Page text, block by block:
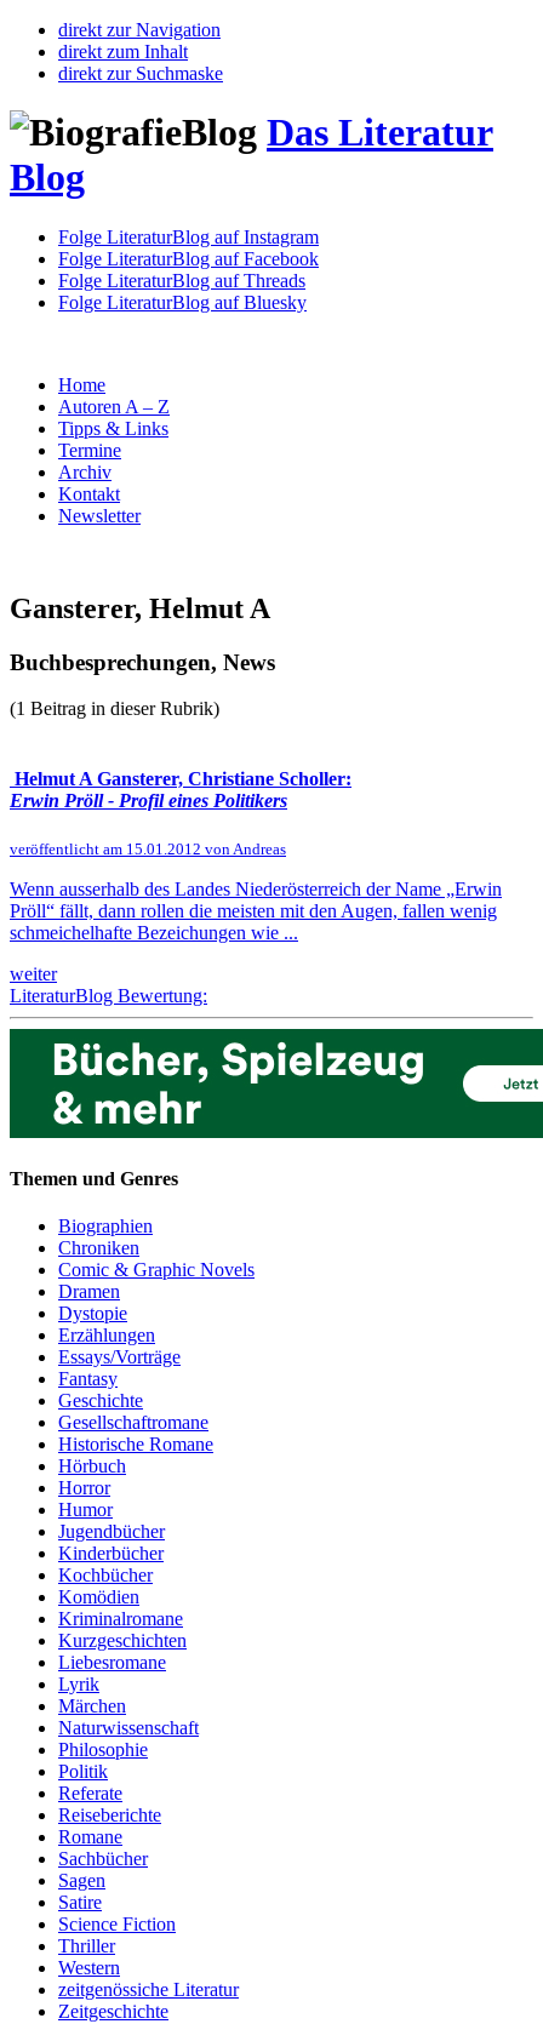
direkt zur Navigation
direkt zum Inhalt
direkt zur Suchmaske
Das Literatur
Blog
Folge LiteraturBlog auf Instagram
Folge LiteraturBlog auf Facebook
Folge LiteraturBlog auf Threads
Folge LiteraturBlog auf Bluesky
Home
Autoren A – Z
Tipps & Links
Termine
Archiv
Kontakt
Newsletter
Gansterer, Helmut A
Buchbesprechungen, News
(1 Beitrag in dieser Rubrik)
Helmut A Gansterer, Christiane Scholler:
Erwin Pröll - Profil eines Politikers
veröffentlicht am 15.01.2012 von Andreas
Wenn ausserhalb des Landes Niederösterreich der Name „Erwin
Pröll“ fällt, dann rollen die meisten mit den Augen, fallen wenig
schmeichelhafte Bezeichungen wie ...
weiter
LiteraturBlog Bewertung:
Themen und Genres
Biographien
Chroniken
Comic & Graphic Novels
Dramen
Dystopie
Erzählungen
Essays/Vorträge
Fantasy
Geschichte
Gesellschaftromane
Historische Romane
Hörbuch
Horror
Humor
Jugendbücher
Kinderbücher
Kochbücher
Komödien
Kriminalromane
Kurzgeschichten
Liebesromane
Lyrik
Märchen
Naturwissenschaft
Philosophie
Politik
Referate
Reiseberichte
Romane
Sachbücher
Sagen
Satire
Science Fiction
Thriller
Western
zeitgenössiche Literatur
Zeitgeschichte